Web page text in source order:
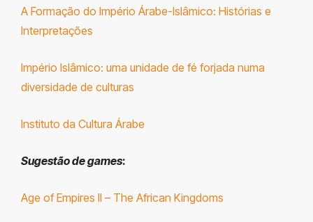
A Formação do Império Árabe-Islâmico: Histórias e
Interpretações
Império Islâmico: uma unidade de fé forjada numa
diversidade de culturas
Instituto da Cultura Árabe
Sugestão de games:
Age of Empires II – The African Kingdoms